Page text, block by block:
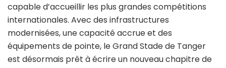
capable d’accueillir les plus grandes compétitions
internationales. Avec des infrastructures
modernisées, une capacité accrue et des
équipements de pointe, le Grand Stade de Tanger
est désormais prêt à écrire un nouveau chapitre de